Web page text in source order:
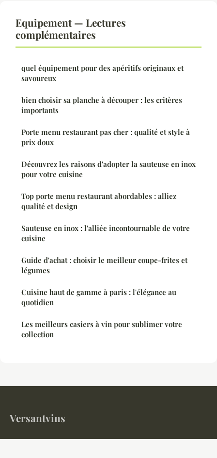
Equipement — Lectures
complémentaires
quel équipement pour des apéritifs originaux et
savoureux
bien choisir sa planche à découper : les critères
importants
Porte menu restaurant pas cher : qualité et style à
prix doux
Découvrez les raisons d'adopter la sauteuse en inox
pour votre cuisine
Top porte menu restaurant abordables : alliez
qualité et design
Sauteuse en inox : l'alliée incontournable de votre
cuisine
Guide d'achat : choisir le meilleur coupe-frites et
légumes
Cuisine haut de gamme à paris : l'élégance au
quotidien
Les meilleurs casiers à vin pour sublimer votre
collection
Versantvins